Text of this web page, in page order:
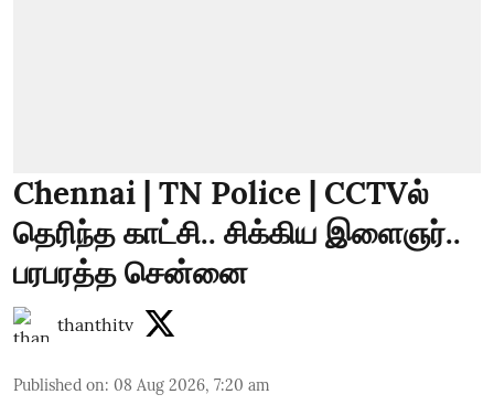
Chennai | TN Police | CCTVல்
தெரிந்த காட்சி.. சிக்கிய இளைஞர்..
பரபரத்த சென்னை
thanthitv
Published on: 08 Aug 2026, 7:20 am